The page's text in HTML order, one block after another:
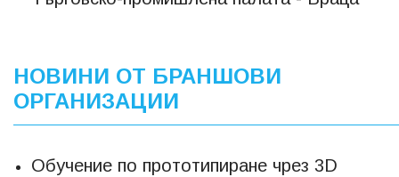
НОВИНИ ОТ БРАНШОВИ
ОРГАНИЗАЦИИ
Обучение по прототипиране чрез 3D